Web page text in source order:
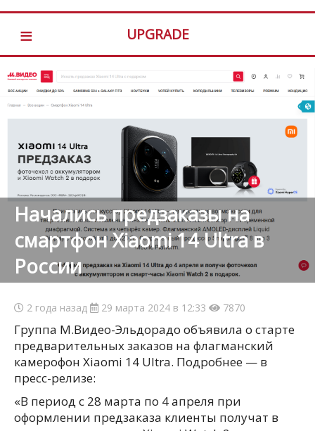
≡ UPGRADE
Начались предзаказы на
смартфон Xiaomi 14 Ultra в
России
2 года назад 29 марта 2024 в 12:33 7870
Группа М.Видео-Эльдорадо объявила о старте
предварительных заказов на флагманский
камерофон Xiaomi 14 Ultra. Подробнее — в
пресс-релизе:
«В период с 28 марта по 4 апреля при
оформлении предзаказа клиенты получат в